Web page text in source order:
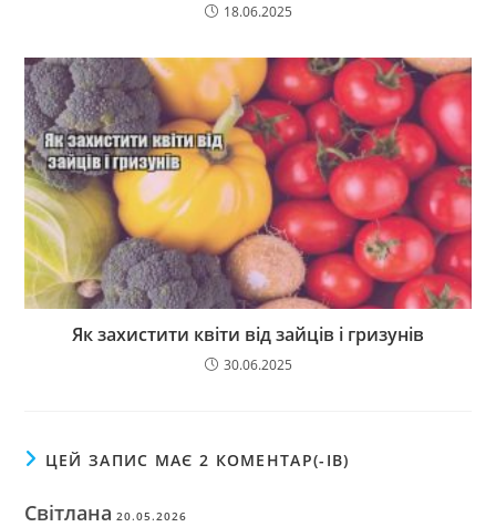
18.06.2025
Як захистити квіти від зайців і гризунів
30.06.2025
ЦЕЙ ЗАПИС МАЄ 2 КОМЕНТАР(-ІВ)
Світлана 20.05.2026